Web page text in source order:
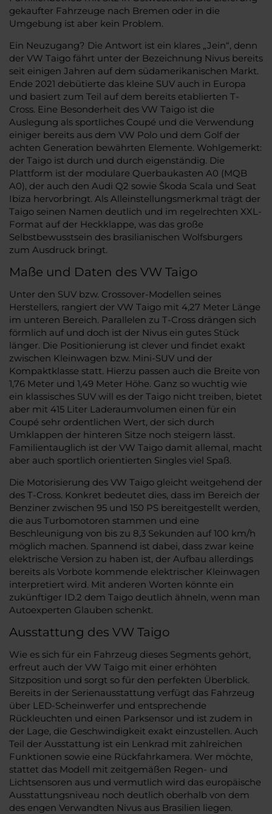
gekaufter Fahrzeuge nach Bremen oder in die
Umgebung ist aber kein Problem.
Ein Neuzugang? Die Antwort ist ein klares „Jein“, denn
der VW Taigo fährt unter der Bezeichnung Nivus bereits
seit einigen Jahren auf dem südamerikanischen Markt.
Ende 2021 debütierte das kleine SUV auch in Europa
und basiert zum Teil auf dem bereits etablierten T-
Cross. Eine Besonderheit des VW Taigo ist die
Auslegung als sportliches Coupé und die Verwendung
einiger bereits aus dem VW Polo und dem Golf der
achten Generation bewährten Elemente. Wohlgemerkt:
der Taigo ist durch und durch eigenständig. Die
Plattform ist der modulare Querbaukasten A0 (MQB
A0), der auch den Audi Q2 sowie Škoda Scala und Seat
Ibiza hervorbringt. Als Alleinstellungsmerkmal trägt der
Taigo seinen Namen deutlich und im regelrechten XXL-
Format auf der Heckklappe, was das große
Selbstbewusstsein des brasilianischen Wolfsburgers
zum Ausdruck bringt.
Maße und Daten des VW Taigo
Unter den SUV bzw. Crossover-Modellen seines
Herstellers, rangiert der VW Taigo mit 4,27 Meter Länge
im unteren Bereich. Parallelen zu T-Cross drängen sich
förmlich auf und doch ist der Nivus ein gutes Stück
länger. Die Positionierung ist clever und findet exakt
zwischen Kleinwagen bzw. Mini-SUV und der
Kompaktklasse statt. Hierzu passen auch die Breite von
1,76 Meter und 1,49 Meter Höhe. Ganz so wuchtig wie
ein klassisches SUV will es der Taigo nicht treiben, bietet
aber mit 415 Liter Laderaumvolumen einen für ein
Coupé sehr ordentlichen Wert, der sich durch
Umklappen der hinteren Sitze noch steigern lässt.
Familientauglich ist der VW Taigo damit allemal, macht
aber auch sportlich orientierten Singles viel Spaß.
Die Motorisierung des VW Taigo gleicht weitgehend der
des T-Cross. Konkret bedeutet dies, dass im Bereich der
Benziner zwischen 95 und 150 PS bereitgestellt werden,
die aus Turbomotoren stammen und eine
Beschleunigung von bis zu 8,3 Sekunden auf 100 km/h
möglich machen. Spannend ist dabei, dass zwar keine
elektrische Version zu haben ist, der Aufbau allerdings
bereits als Vorbote kommende elektrischer Kleinwagen
interpretiert wird. Mit anderen Worten könnte ein
zukünftiger ID.2 dem Taigo deutlich ähneln, wenn man
Autoexperten Glauben schenkt.
Ausstattung des VW Taigo
Wie es sich für ein Fahrzeug dieses Segments gehört,
erfreut auch der VW Taigo mit einer erhöhten
Sitzposition und sorgt so für den perfekten Überblick.
Bereits in der Serienausstattung verfügt das Fahrzeug
über LED-Scheinwerfer und entsprechende
Rückleuchten und einen Parksensor und ist zudem in
der Lage, die Geschwindigkeit exakt einzustellen. Auch
Teil der Ausstattung ist ein Lenkrad mit zahlreichen
Funktionen sowie eine Rückfahrkamera. Wer möchte,
stattet das Modell mit zeitgemäßen Regen- und
Lichtsensoren aus und vermutlich wird das europäische
Ausstattungsniveau noch deutlich oberhalb von dem
des engen Verwandten Nivus aus Brasilien liegen.